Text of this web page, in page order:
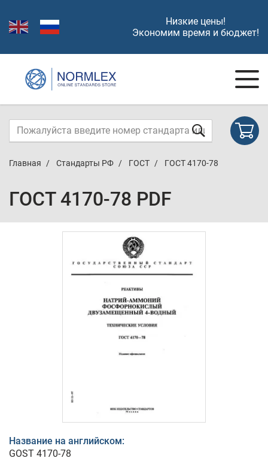
Низкие цены!
Экономим время и бюджет!
Главная Стандарты РФ ГОСТ ГОСТ 4170-78
ГОСТ 4170-78 PDF
Название на английском:
GOST 4170-78